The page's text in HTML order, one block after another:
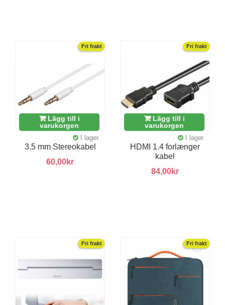
Fri frakt
Lägg till i
varukorgen
I lager.
3.5 mm Stereokabel
60,00kr
Fri frakt
Lägg till i
varukorgen
I lager.
HDMI 1.4 forlænger
kabel
84,00kr
Fri frakt Fri frakt